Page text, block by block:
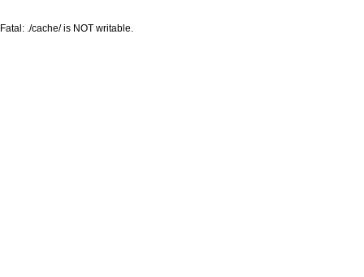
Fatal: ./cache/ is NOT writable.